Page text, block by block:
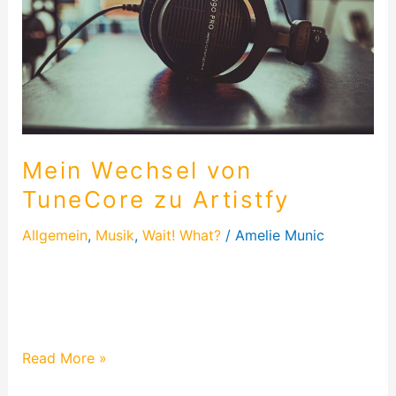
Mein Wechsel von
TuneCore zu Artistfy
Allgemein, Musik, Wait! What?/ Amelie Munic
Artistfy
Read More »